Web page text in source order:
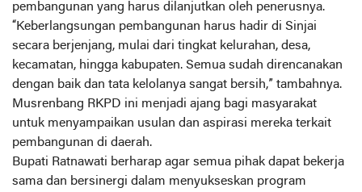
pembangunan yang harus dilanjutkan oleh penerusnya.
“Keberlangsungan pembangunan harus hadir di Sinjai
secara berjenjang, mulai dari tingkat kelurahan, desa,
kecamatan, hingga kabupaten. Semua sudah direncanakan
dengan baik dan tata kelolanya sangat bersih,” tambahnya.
Musrenbang RKPD ini menjadi ajang bagi masyarakat
untuk menyampaikan usulan dan aspirasi mereka terkait
pembangunan di daerah.
Bupati Ratnawati berharap agar semua pihak dapat bekerja
sama dan bersinergi dalam menyukseskan program